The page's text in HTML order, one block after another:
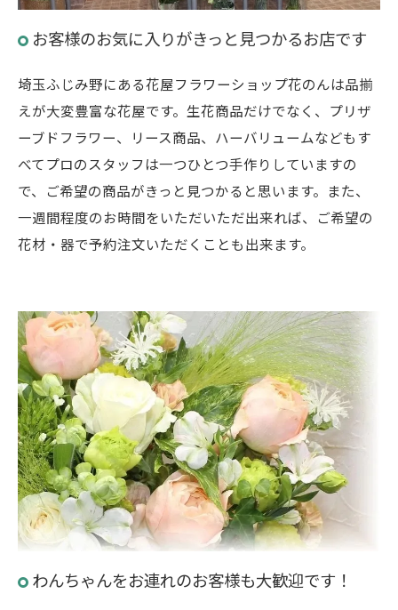
お客様のお気に入りがきっと見つかるお店です
埼玉ふじみ野にある花屋フラワーショップ花のんは品揃
えが大変豊富な花屋です。生花商品だけでなく、プリザ
ーブドフラワー、リース商品、ハーバリュームなどもす
べてプロのスタッフは一つひとつ手作りしていますの
で、ご希望の商品がきっと見つかると思います。また、
一週間程度のお時間をいただいただ出来れば、ご希望の
花材・器で予約注文いただくことも出来ます。
わんちゃんをお連れのお客様も大歓迎です！